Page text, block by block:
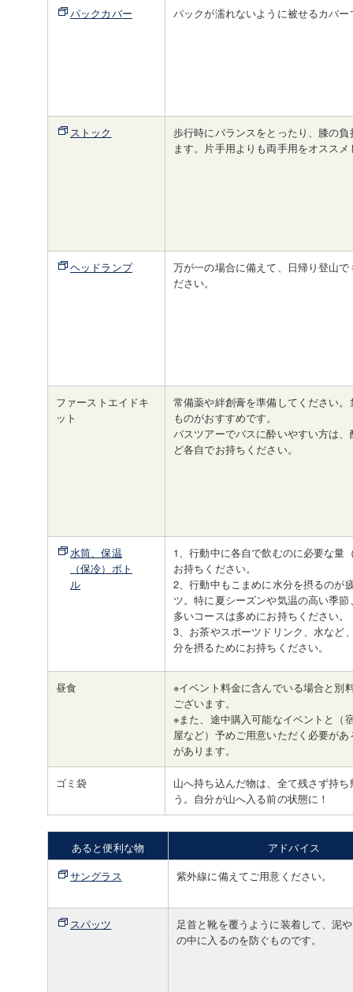
パックカバー パックが濡れないように被せるカバー
ストック
歩行時にバランスをとったり、膝の
ます。片手用よりも両手用をオスス
ヘッドランプ
万が一の場合に備えて、日帰り登山
ださい。
ファーストエイドキ
ット
常備薬や絆創膏を準備してください
ものがおすすめです。
バスツアーでバスに酔いやすい方は
ど各自でお持ちください。
水筒、保温
（保冷）ボト
ル
1、行動中に各自で飲むのに必要な量
お持ちください。
2、行動中もこまめに水分を摂るのが
ツ。特に夏シーズンや気温の高い季
多いコースは多めにお持ちください。
3、お茶やスポーツドリンク、水など
分を摂るためにお持ちください。
昼食
※イベント料金に含んでいる場合と別
ございます。
※また、途中購入可能なイベントと（
屋など）予めご用意いただく必要が
があります。
ゴミ袋
山へ持ち込んだ物は、全て残さず持
う。自分が山へ入る前の状態に！
あると便利な物
アドバイス
サングラス
紫外線に備えてご用意ください。
スパッツ
足首と靴を覆うように装着して、泥
の中に入るのを防ぐものです。